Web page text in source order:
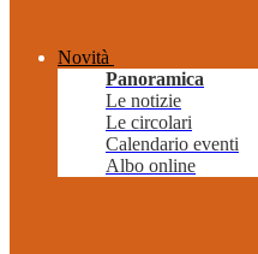
Novità
Panoramica
Le notizie
Le circolari
Calendario eventi
Albo online